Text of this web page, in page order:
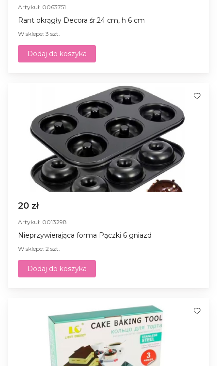
Artykuł: 0063751
Rant okrągły Decora śr.24 cm, h 6 cm
W sklepe: 3 szt.
Dodaj do koszyka
20 zł
Artykuł: 0013298
Nieprzywierająca forma Pączki 6 gniazd
W sklepe: 2 szt.
Dodaj do koszyka